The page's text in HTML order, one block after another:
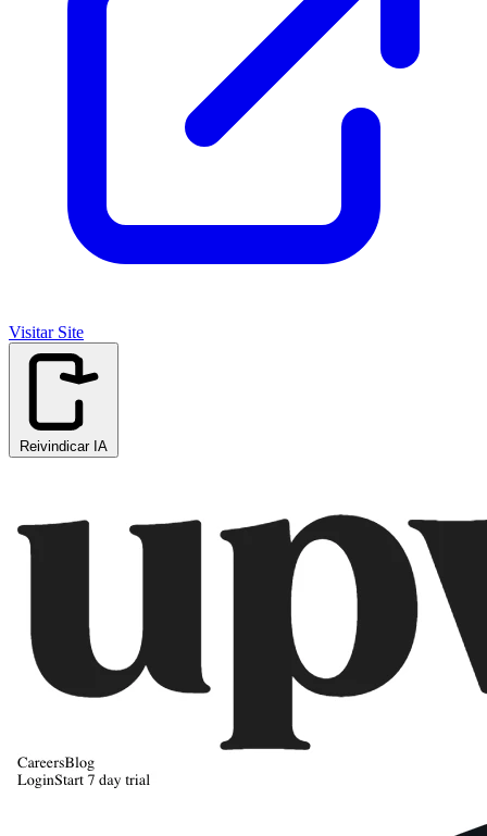
Visitar Site
Reivindicar IA